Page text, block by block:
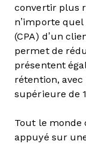
convertir plus
n’importe
(CPA) d’un
permet de
présentent
rétention,
supérieure de
Tout le monde
appuyé sur